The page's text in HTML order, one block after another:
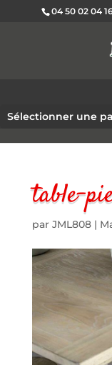
04 50 02 04
Sélectionner une
table-
par JML808|